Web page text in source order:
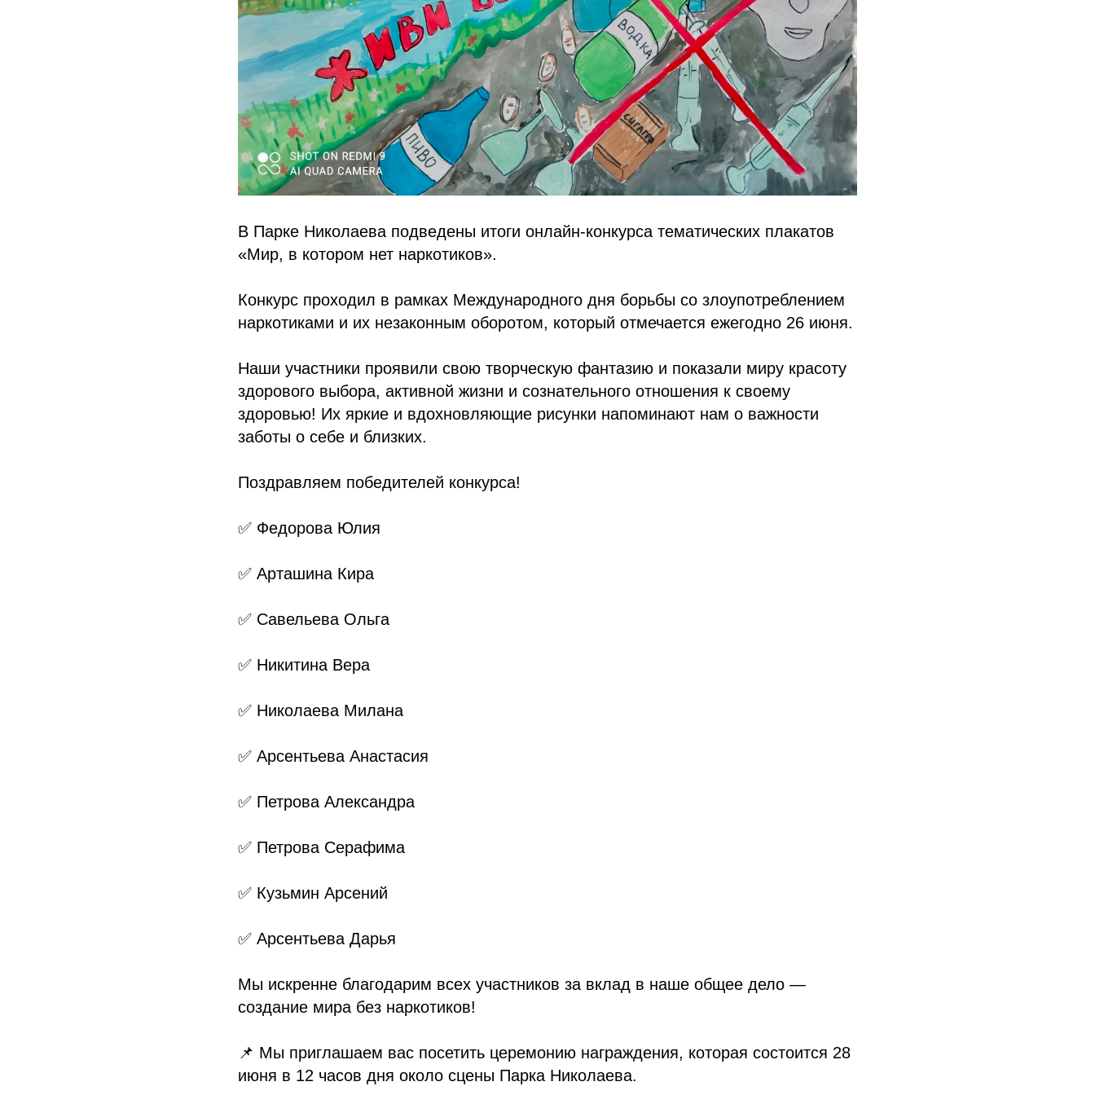
В Парке Николаева подведены итоги онлайн-конкурса тематических плакатов
«Мир, в котором нет наркотиков».
Конкурс проходил в рамках Международного дня борьбы со злоупотреблением
наркотиками и их незаконным оборотом, который отмечается ежегодно 26 июня.
Наши участники проявили свою творческую фантазию и показали миру красоту
здорового выбора, активной жизни и сознательного отношения к своему
здоровью! Их яркие и вдохновляющие рисунки напоминают нам о важности
заботы о себе и близких.
Поздравляем победителей конкурса!
✅ Федорова Юлия
✅ Арташина Кира
✅ Савельева Ольга
✅ Никитина Вера
✅ Николаева Милана
✅ Арсентьева Анастасия
✅ Петрова Александра
✅ Петрова Серафима
✅ Кузьмин Арсений
✅ Арсентьева Дарья
Мы искренне благодарим всех участников за вклад в наше общее дело —
создание мира без наркотиков!
📌 Мы приглашаем вас посетить церемонию награждения, которая состоится 28
июня в 12 часов дня около сцены Парка Николаева.